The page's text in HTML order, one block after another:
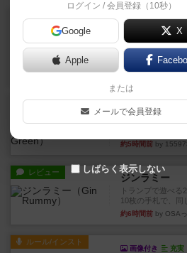
レビュー
フィッシェン
デジタルソロプレ
人がデザイン。箱
約1時間前by おーち
レビュー ナンジャモン
私は吃音を持っ
約5時間前 by
レビュー ジンラミー
トランプで遊べる
10枚の手札で、同
約6時間前 by OSA
ルール/インスト
画像付き 充実
ログイン / 会員登録（10秒）
Google X
Apple
または
メールで会員登録
しばらく表示しない